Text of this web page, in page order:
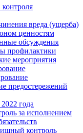
контроля
вреда (ущерба)
ценностям
обсуждения
профилактики
мероприятия
предостережений
года
за исполнением
контроль